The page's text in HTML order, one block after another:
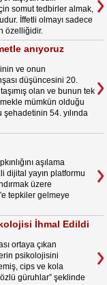
somut tedbirler almak,
İffetli olmayı sadece
özelliğidir.
anıyoruz
ve onun
düşüncesini 20.
olan ve bunun tek
mümkün olduğu
54. yılında
aşılama
dijital yayın platformu
üzere
tepkiler gelmeye
İhmal Edildi
ortaya çıkan
psikolojisini
cips ve kola
güruhlar” şeklinde